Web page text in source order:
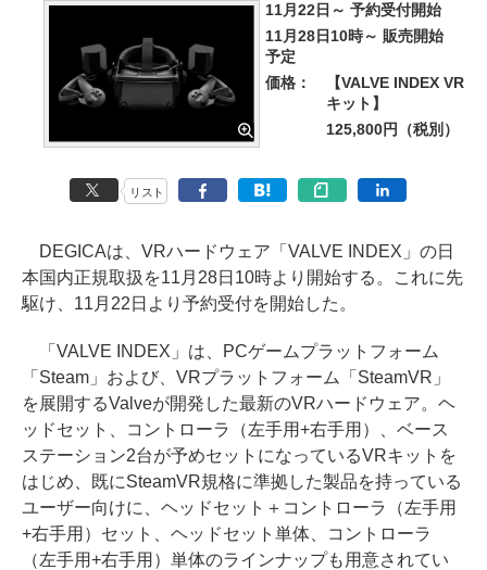
11月22日～ 予約受付開始
11月28日10時～ 販売開始
予定
価格：
【VALVE INDEX VR
キット】
125,800円（税別）
リスト
DEGICAは、VRハードウェア「VALVE INDEX」の日
本国内正規取扱を11月28日10時より開始する。これに先
駆け、11月22日より予約受付を開始した。
「VALVE INDEX」は、PCゲームプラットフォーム
「Steam」および、VRプラットフォーム「SteamVR」
を展開するValveが開発した最新のVRハードウェア。ヘ
ッドセット、コントローラ（左手用+右手用）、ベース
ステーション2台が予めセットになっているVRキットを
はじめ、既にSteamVR規格に準拠した製品を持っている
ユーザー向けに、ヘッドセット＋コントローラ（左手用
+右手用）セット、ヘッドセット単体、コントローラ
（左手用+右手用）単体のラインナップも用意されてい